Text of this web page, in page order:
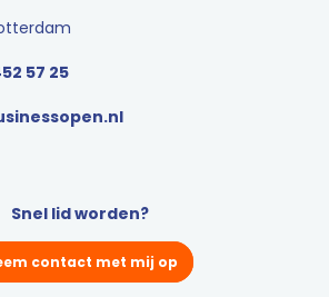
57 25
Snel lid worden?
contact met mij op